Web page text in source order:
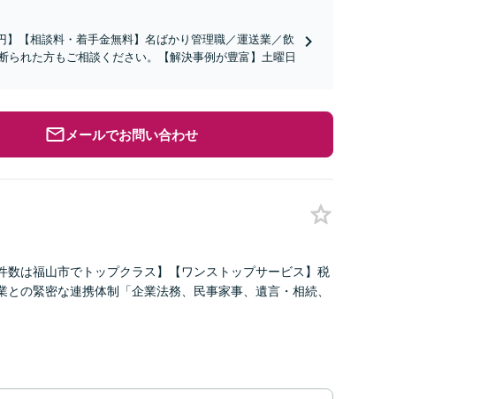
】【相談料・着手金無料】名ばかり管理職／運送業／飲
れた方もご相談ください。【解決事例が豊富】土曜日
メールでお問い合わせ
数は福山市でトップクラス】【ワンストップサービス】税
の緊密な連携体制「企業法務、民事家事、遺言・相続、